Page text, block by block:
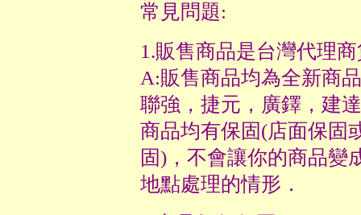
常見問題:
1.販售商品是台灣代理
A:販售商品均為全新商
聯強，捷元，廣鐸，建
商品均有保固(店面保固
固)，不會讓你的商品變
地點處理的情形．